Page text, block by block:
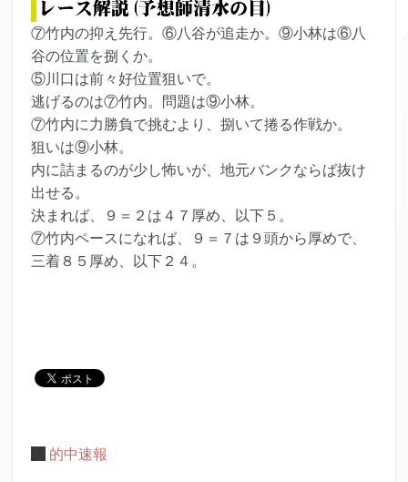
⑦竹内の抑え先行。⑥八谷が追走か。⑨小林は⑥八
谷の位置を捌くか。
⑤川口は前々好位置狙いで。
逃げるのは⑦竹内。問題は⑨小林。
⑦竹内に力勝負で挑むより、捌いて捲る作戦か。
狙いは⑨小林。
内に詰まるのが少し怖いが、地元バンクならば抜け
出せる。
決まれば、９＝２は４７厚め、以下５。
⑦竹内ペースになれば、９＝７は９頭から厚めで、
三着８５厚め、以下２４。
的中速報